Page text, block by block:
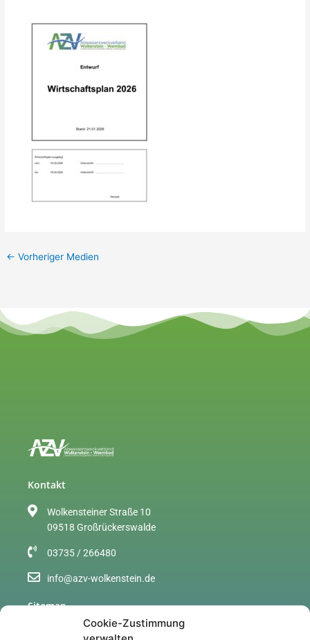
Cookie-Zustimmung
← Vorheriger Medien
Kontakt
Wolkensteiner Straße 10
09518 Großrückerswalde
03735 / 266480
info@azv-wolkenstein.de
Sitemap